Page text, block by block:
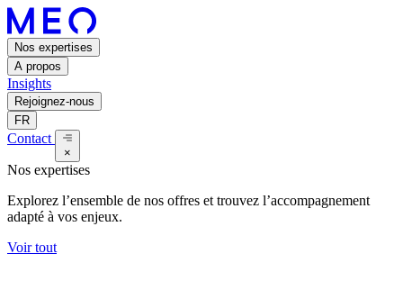
Nos expertises
A propos
Insights
Rejoignez-nous
FR
Contact
×
Nos expertises
Explorez l’ensemble de nos offres et trouvez l’accompagnement
adapté à vos enjeux.
Voir tout